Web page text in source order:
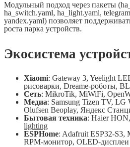
Модульный подход через пакеты
ha_switch.yaml, ha_light.yaml,
yandex.yaml) позволяет
роста парка устройств.
Экосистема
Xiaomi: Gateway 3, Yeelight
рисоварки, Dreame-роботы,
Сеть: MikroTik, MiWiFi,
Медиа: Samsung Tizen TV, LG
Olufsen Beoplay, Яндекс
Бытовая техника: Haier
lighting
ESPHome: Adafruit ESP32-S3,
RPM-монитор, OLED-дисплеи